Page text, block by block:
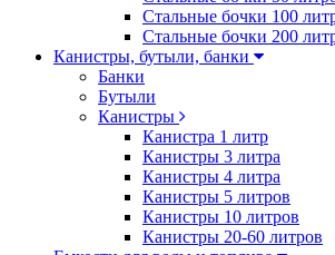
Стальные бочки 100
Стальные бочки 200
Канистры, бутыли, банки
Банки
Бутыли
Канистры
Канистра 1 литр
Канистры 3 литра
Канистры 4 литра
Канистры 5 литров
Канистры 10 литров
Канистры 20-60 литров